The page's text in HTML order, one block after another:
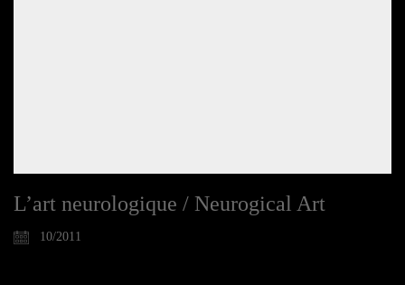
L’art neurologique / Neurogical Art
10/2011